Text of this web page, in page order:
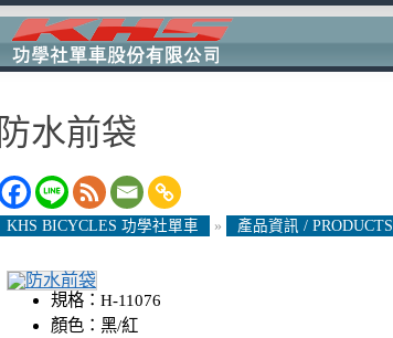
防水前袋
KHS BICYCLES 功學社單車 » 產品資訊 / PRODUCTS
規格：H-11076
顏色：黑/紅